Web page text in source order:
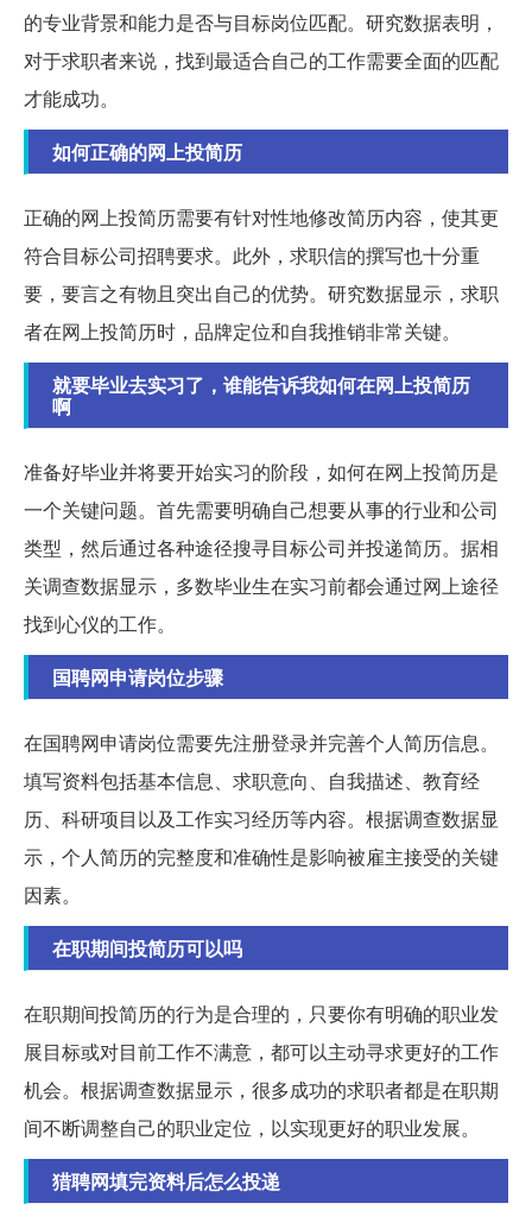
的专业背景和能力是否与目标岗位匹配。研究数据表明，
对于求职者来说，找到最适合自己的工作需要全面的匹配
才能成功。
如何正确的网上投简历
正确的网上投简历需要有针对性地修改简历内容，使其更
符合目标公司招聘要求。此外，求职信的撰写也十分重
要，要言之有物且突出自己的优势。研究数据显示，求职
者在网上投简历时，品牌定位和自我推销非常关键。
就要毕业去实习了，谁能告诉我如何在网上投简历
啊
准备好毕业并将要开始实习的阶段，如何在网上投简历是
一个关键问题。首先需要明确自己想要从事的行业和公司
类型，然后通过各种途径搜寻目标公司并投递简历。据相
关调查数据显示，多数毕业生在实习前都会通过网上途径
找到心仪的工作。
国聘网申请岗位步骤
在国聘网申请岗位需要先注册登录并完善个人简历信息。
填写资料包括基本信息、求职意向、自我描述、教育经
历、科研项目以及工作实习经历等内容。根据调查数据显
示，个人简历的完整度和准确性是影响被雇主接受的关键
因素。
在职期间投简历可以吗
在职期间投简历的行为是合理的，只要你有明确的职业发
展目标或对目前工作不满意，都可以主动寻求更好的工作
机会。根据调查数据显示，很多成功的求职者都是在职期
间不断调整自己的职业定位，以实现更好的职业发展。
猎聘网填完资料后怎么投递